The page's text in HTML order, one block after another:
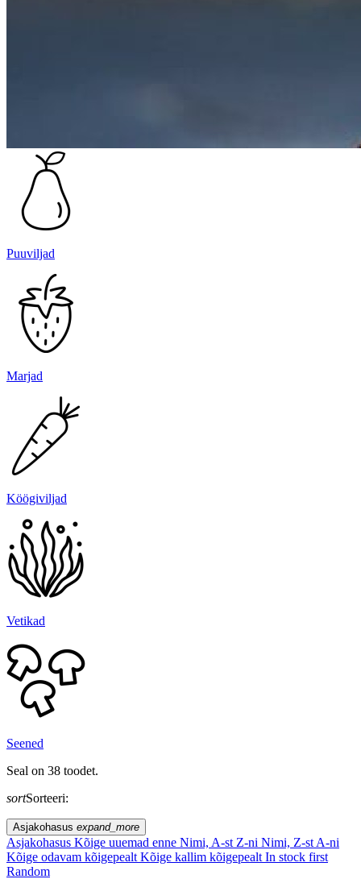
Puuviljad
Marjad
Köögiviljad
Vetikad
Seened
Seal on 38 toodet.
sortSorteeri:
Asjakohasus expand_more
Asjakohasus Kõige uuemad enne Nimi, A-st Z-ni Nimi, Z-st A-ni
Kõige odavam kõigepealt Kõige kallim kõigepealt In stock first
Random